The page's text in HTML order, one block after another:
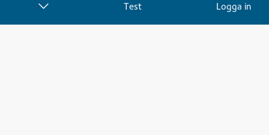
Akka medarbetarundersökning
Meny Test Logga in